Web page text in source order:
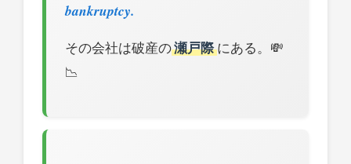
bankruptcy.
その会社は破産の瀬戸際にある。💸
📉